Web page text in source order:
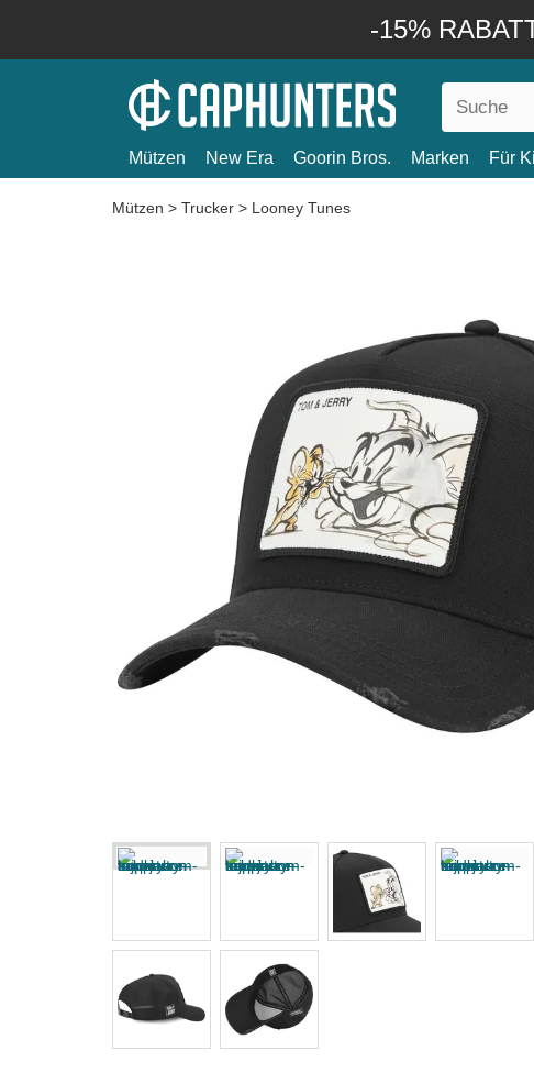
-15%
Mützen New Era Goorin Bros. Marken Für
Mützen > Trucker > Looney Tunes